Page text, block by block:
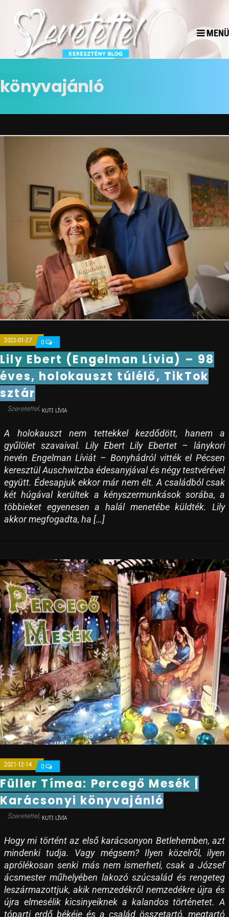
MENÜ
könyvajánló
2022-01-27 0
Lily Ebert (Engelman Lívia) – 98
éves, holokauszt túlélő, TikTok
sztár
KUTI LÍVIA
A holokauszt nem tettekkel kezdődött, hanem a
gyűlölet szavaival. Lily Ebert Lily Ebertet – lánykori
nevén Engelman Líviát – Bonyhádról vitték el Pécsen
keresztül Auschwitzba édesanyjával és négy testvérével
együtt. Édesapjuk ekkor már nem élt. A családból csak
két húgával kerültek a kényszermunkások sorába, a
többieket egyenesen a halál menetébe küldték. Lily
akkor megfogadta, ha […]
2021-12-14 0
Füller Tímea: Percegő Mesék |
Karácsonyi könyvajánló
KUTI LÍVIA
Hogy mi történt az első karácsonyon Betlehemben, azt
mindenki tudja. Vagy mégsem? Ilyen közelről, ilyen
aprólékosan senki más nem ismerheti, csak a József
ácsmester műhelyében lakozó szúcsalád és rengeteg
leszármazottjuk, akik nemzedékről nemzedékre újra és
újra elmesélik kicsinyeiknek a kalandos történetet. A
tóparti erdő békéje és a család összetartó, megtartó